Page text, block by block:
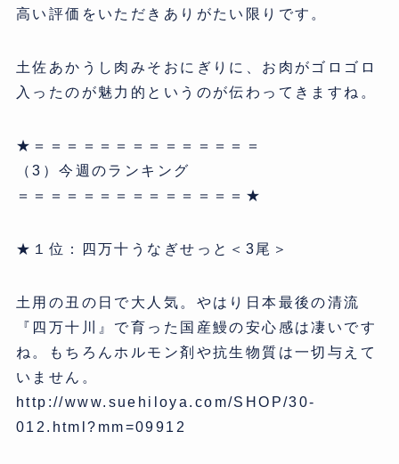
高い評価をいただきありがたい限りです。
土佐あかうし肉みそおにぎりに、お肉がゴロゴロ
入ったのが魅力的というのが伝わってきますね。
★＝＝＝＝＝＝＝＝＝＝＝＝＝＝
（3）今週のランキング
＝＝＝＝＝＝＝＝＝＝＝＝＝＝★
★１位：四万十うなぎせっと＜3尾＞
土用の丑の日で大人気。やはり日本最後の清流
『四万十川』で育った国産鰻の安心感は凄いです
ね。もちろんホルモン剤や抗生物質は一切与えて
いません。
http://www.suehiloya.com/SHOP/30-
012.html?mm=09912